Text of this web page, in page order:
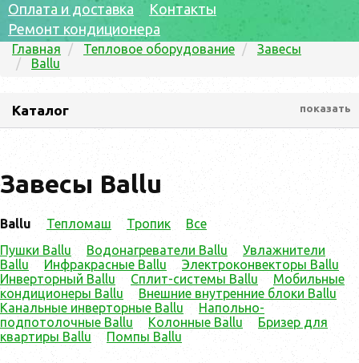
Оплата и доставка
Контакты
Ремонт кондиционера
Главная Тепловое оборудование
Завесы
Ballu
Каталог показать
Завесы Ballu
Ballu Тепломаш Тропик
Все
Пушки Ballu
Водонагреватели Ballu
Увлажнители
Ballu
Инфракрасные Ballu
Электроконвекторы Ballu
Инверторный Ballu
Сплит-системы Ballu
Мобильные
кондиционеры Ballu
Внешние внутренние блоки Ballu
Канальные инверторные Ballu
Напольно-
подпотолочные Ballu
Колонные Ballu
Бризер для
квартиры Ballu
Помпы Ballu